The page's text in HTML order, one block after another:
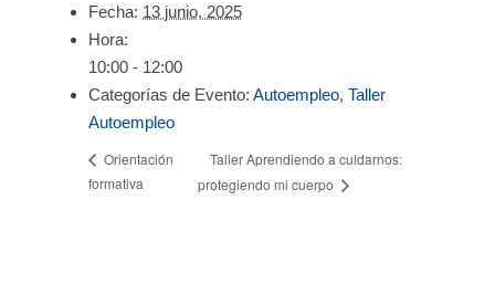
Fecha: 13 junio, 2025
Hora:
10:00 - 12:00
Categorías de Evento: Autoempleo, Taller
Autoempleo
Orientación
formativa
Taller Aprendiendo a cuidarnos:
protegiendo mi cuerpo